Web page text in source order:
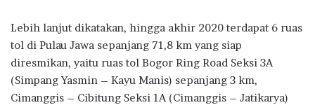
Lebih lanjut dikatakan, hingga akhir 2020 terdapat 6 ruas
tol di Pulau Jawa sepanjang 71,8 km yang siap
diresmikan, yaitu ruas tol Bogor Ring Road Seksi 3A
(Simpang Yasmin – Kayu Manis) sepanjang 3 km,
Cimanggis – Cibitung Seksi 1A (Cimanggis – Jatikarya)